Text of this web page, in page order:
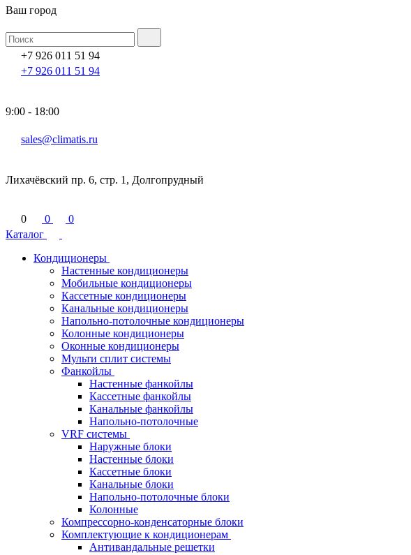
Ваш город
+7 926 011 51 94
+7 926 011 51 94
9:00 - 18:00
sales@climatis.ru
Лихачёвский пр. 6, стр. 1, Долгопрудный
0 0
0
Каталог
Кондиционеры
Настенные кондиционеры
Мобильные кондиционеры
Кассетные кондиционеры
Канальные кондиционеры
Напольно-потолочные кондиционеры
Колонные кондиционеры
Оконные кондиционеры
Мульти сплит системы
Фанкойлы
Настенные фанкойлы
Кассетные фанкойлы
Канальные фанкойлы
Напольно-потолочные
VRF системы
Наружные блоки
Настенные блоки
Кассетные блоки
Канальные блоки
Напольно-потолочные блоки
Колонные
Компрессорно-конденсаторные блоки
Комплектующие к кондиционерам
Антивандальные решетки